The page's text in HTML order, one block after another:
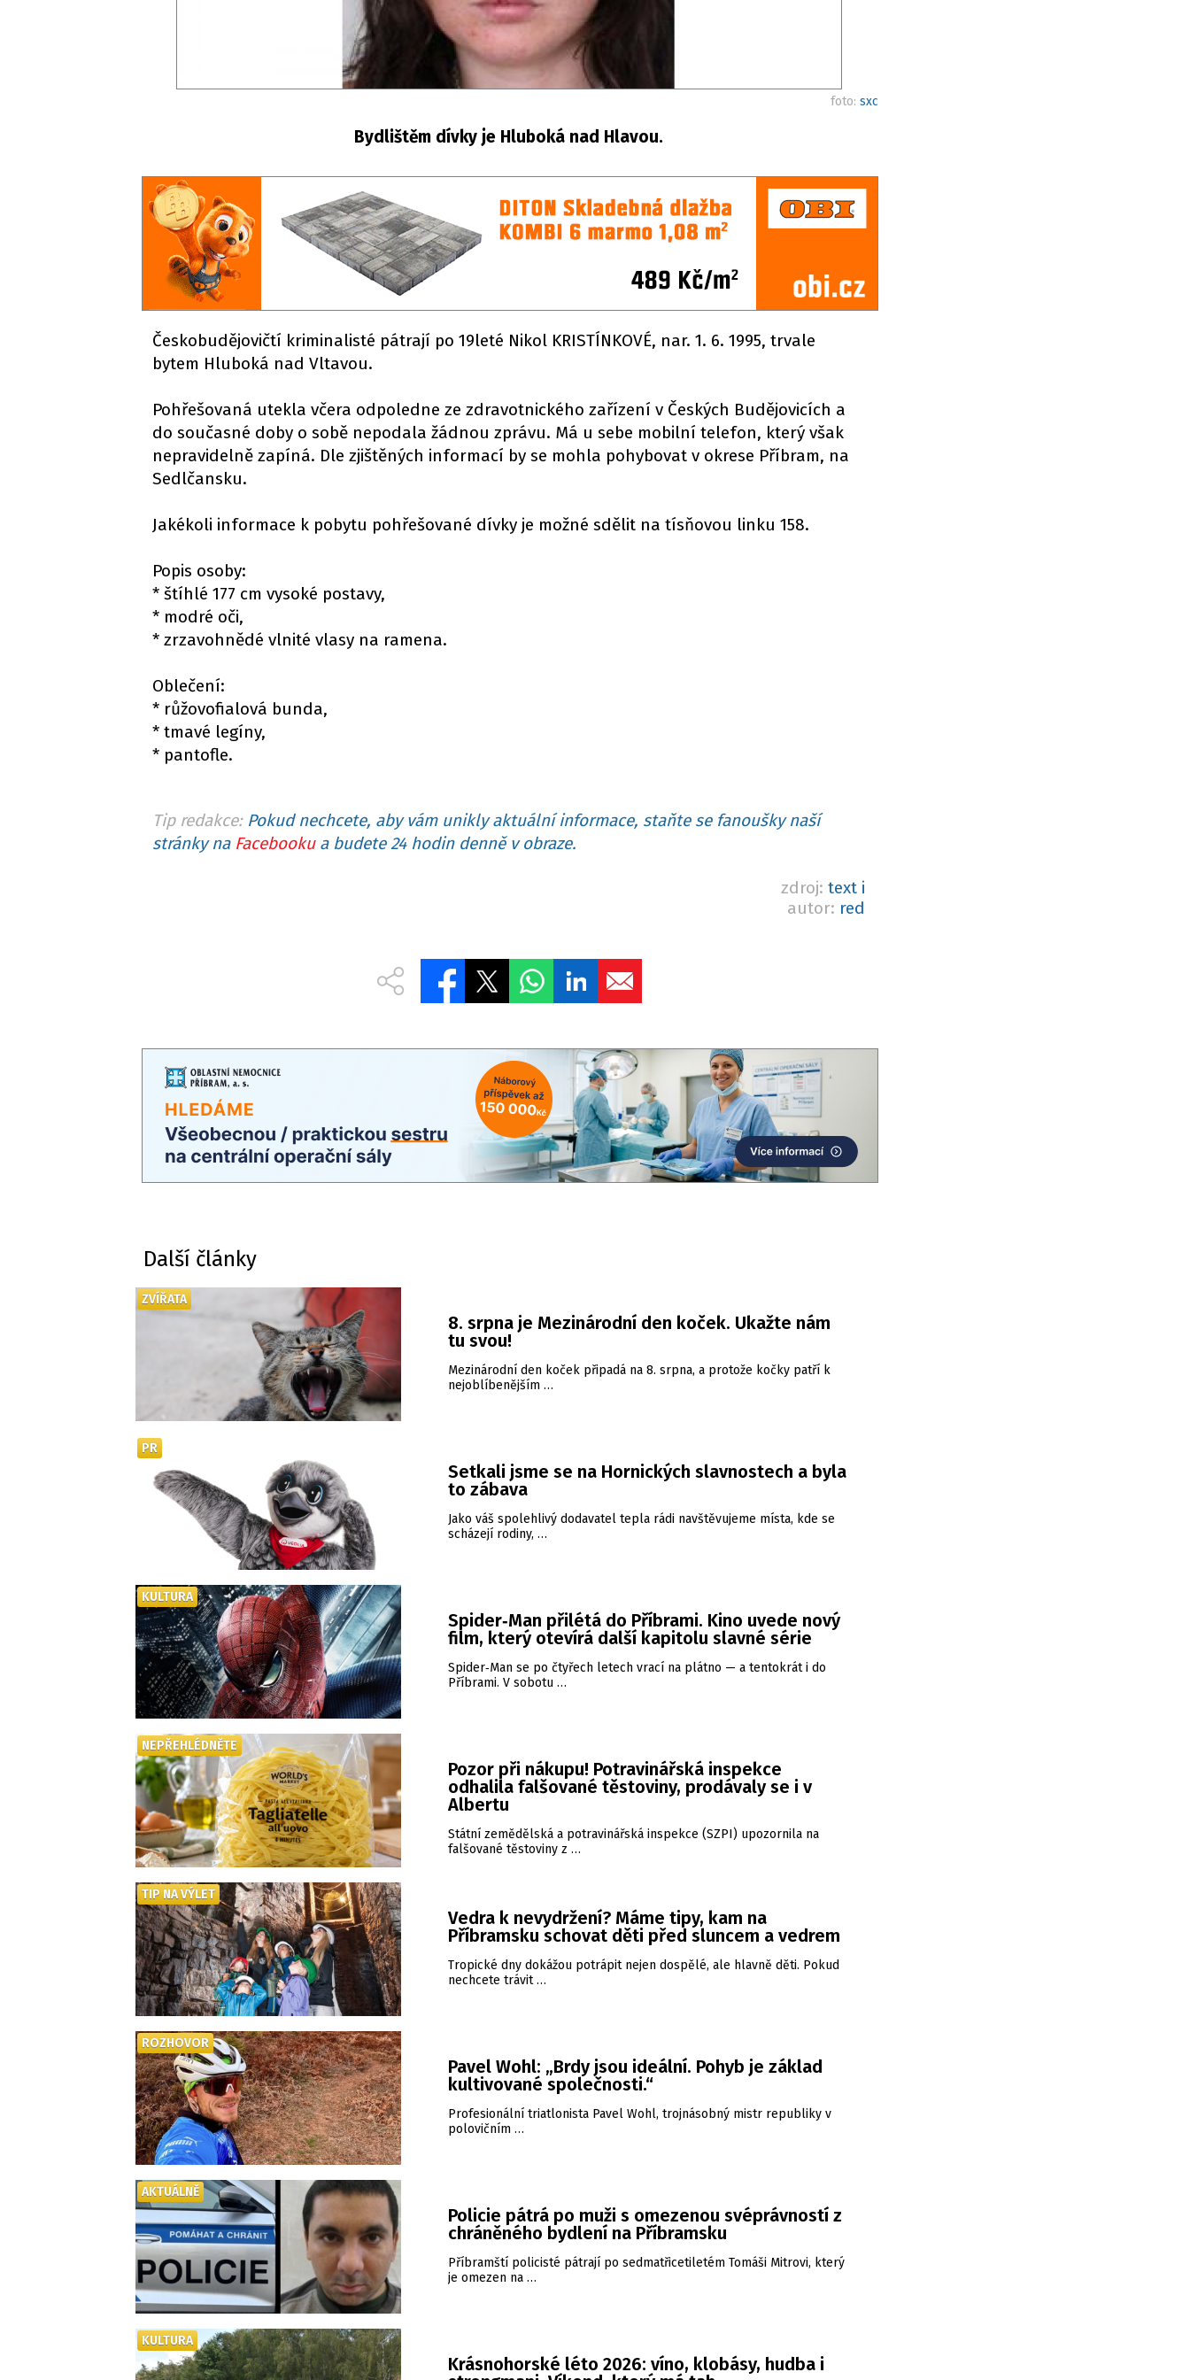
foto: sxc
Bydlištěm dívky je Hluboká nad Hlavou.
Českobudějovičtí kriminalisté pátrají po 19leté Nikol KRISTÍNKOVÉ, nar. 1. 6. 1995, trvale
bytem Hluboká nad Vltavou.
Pohřešovaná utekla včera odpoledne ze zdravotnického zařízení v Českých Budějovicích a
do současné doby o sobě nepodala žádnou zprávu. Má u sebe mobilní telefon, který však
nepravidelně zapíná. Dle zjištěných informací by se mohla pohybovat v okrese Příbram, na
Sedlčansku.
Jakékoli informace k pobytu pohřešované dívky je možné sdělit na tísňovou linku 158.
Popis osoby:
* štíhlé 177 cm vysoké postavy,
* modré oči,
* zrzavohnědé vlnité vlasy na ramena.
Oblečení:
* růžovofialová bunda,
* tmavé legíny,
* pantofle.
Tip redakce: Pokud nechcete, aby vám unikly aktuální informace, staňte se fanoušky naší
stránky na Facebookua budete 24 hodin denně v obraze.
zdroj: text i
autor: red
Další články
8. srpna je Mezinárodní den koček. Ukažte nám
tu svou!
Mezinárodní den koček připadá na 8. srpna, a protože kočky patří k
nejoblíbenějším …
ZVÍŘATA
Setkali jsme se na Hornických slavnostech a byla
to zábava
Jako váš spolehlivý dodavatel tepla rádi navštěvujeme místa, kde se
scházejí rodiny, …
PR
Spider‑Man přilétá do Příbrami. Kino uvede nový
film, který otevírá další kapitolu slavné série
Spider‑Man se po čtyřech letech vrací na plátno — a tentokrát i do
Příbrami. V sobotu …
KULTURA
Pozor při nákupu! Potravinářská inspekce
odhalila falšované těstoviny, prodávaly se i v
Albertu
Státní zemědělská a potravinářská inspekce (SZPI) upozornila na
falšované těstoviny z …
NEPŘEHLÉDNĚTE
Vedra k nevydržení? Máme tipy, kam na
Příbramsku schovat děti před sluncem a vedrem
Tropické dny dokážou potrápit nejen dospělé, ale hlavně děti. Pokud
nechcete trávit …
TIP NA VÝLET
Pavel Wohl: „Brdy jsou ideální. Pohyb je základ
kultivované společnosti.“
Profesionální triatlonista Pavel Wohl, trojnásobný mistr republiky v
polovičním …
ROZHOVOR
Policie pátrá po muži s omezenou svéprávností z
chráněného bydlení na Příbramsku
Příbramští policisté pátrají po sedmatřicetiletém Tomáši Mitrovi, který
je omezen na …
AKTUÁLNĚ
Krásnohorské léto 2026: víno, klobásy, hudba i
KULTURA